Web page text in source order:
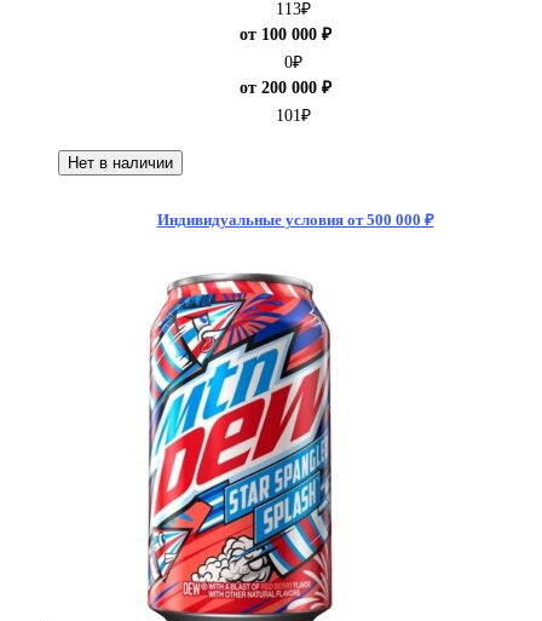
113₽
от 100 000 ₽
0₽
от 200 000 ₽
101₽
Нет в наличии
Индивидуальные условия от 500 000 ₽